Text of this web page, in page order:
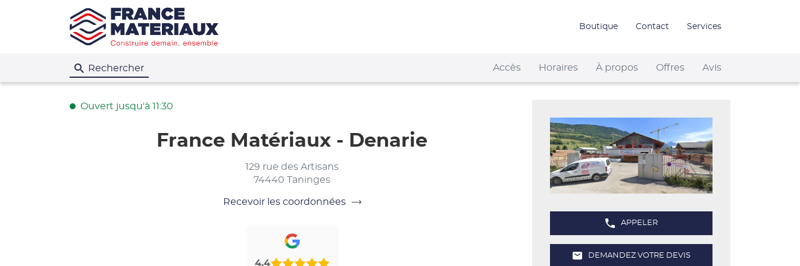
Boutique Contact Services
Rechercher Accès Horaires À propos Offres Avis
Ouvert jusqu'à 11:30
France Matériaux - Denarie
129 rue des Artisans
74440 Taninges
Recevoir les coordonnées
du
4.4
APPELER
AFFICHER
LE
TÉLÉPHONE
DEMANDEZ VOTRE DEVIS
LE